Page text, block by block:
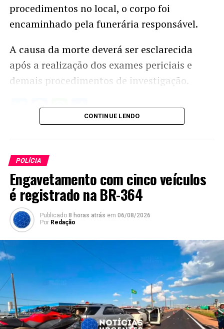
procedimentos no local, o corpo foi
encaminhado pela funerária responsável.
A causa da morte deverá ser esclarecida
após a realização dos exames periciais e
demais procedimentos de investigação.
Twitter
Facebook
WhatsApp
Share
CONTINUE LENDO
POLÍCIA
Engavetamento com cinco veículos
é registrado na BR-364
Publicado 8 horas atrás em 06/08/2026
Por Redação